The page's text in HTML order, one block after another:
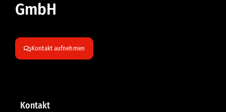
GmbH
Kontakt aufnehmen
Kontakt